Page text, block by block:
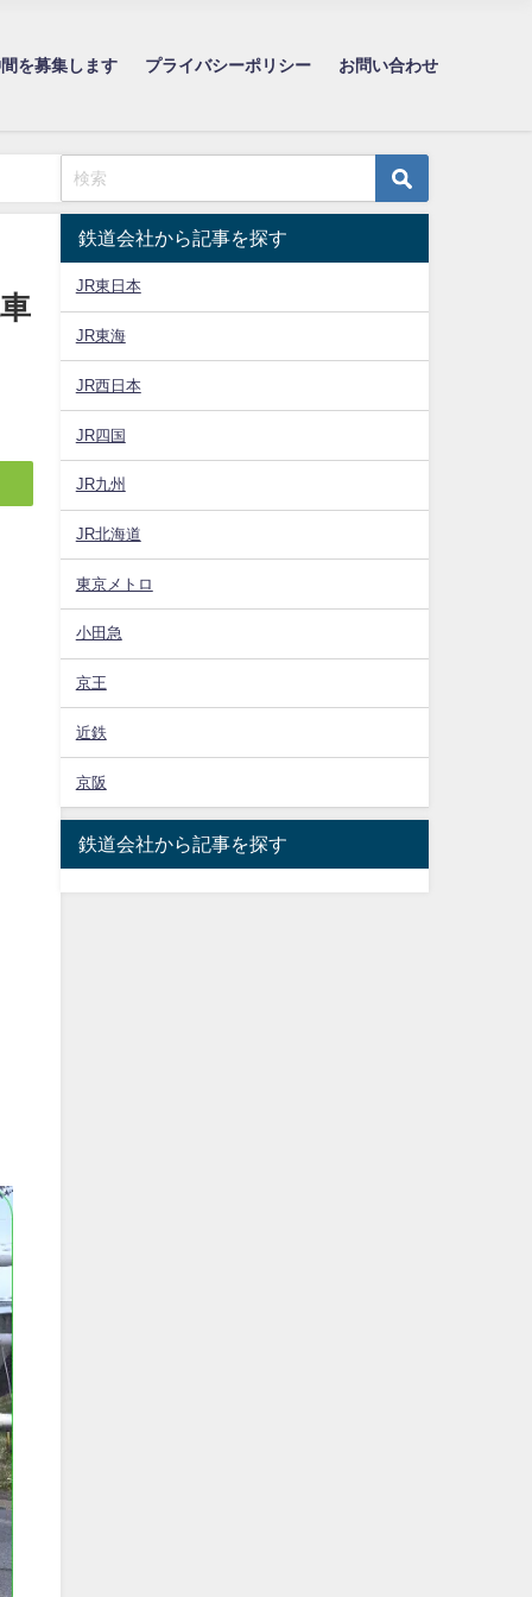
を募集します プライバシーポリシー お問い合わせ
鉄道会社から記事を探す
JR東日本
JR東海
JR西日本
JR四国
JR九州
JR北海道
東京メトロ
小田急
京王
近鉄
京阪
鉄道会社から記事を探す